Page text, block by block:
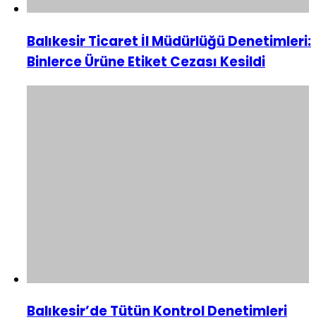
Balıkesir Ticaret İl Müdürlüğü Denetimleri:
Binlerce Ürüne Etiket Cezası Kesildi
Balıkesir’de Tütün Kontrol Denetimleri